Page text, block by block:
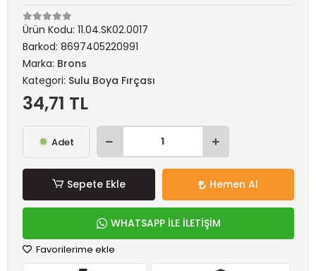
Ürün Kodu: 11.04.SK02.0017
Barkod: 8697405220991
Marka: Brons
Kategori: Sulu Boya Fırçası
34,71 TL
Adet
Sepete Ekle Hemen Al
WHATSAPP İLE İLETİŞİM
Favorilerime ekle